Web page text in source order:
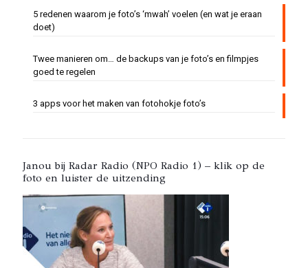
5 redenen waarom je foto’s ‘mwah’ voelen (en wat je eraan
doet)
Twee manieren om… de backups van je foto’s en filmpjes
goed te regelen
3 apps voor het maken van fotohokje foto’s
Janou bij Radar Radio (NPO Radio 1) – klik op de
foto en luister de uitzending